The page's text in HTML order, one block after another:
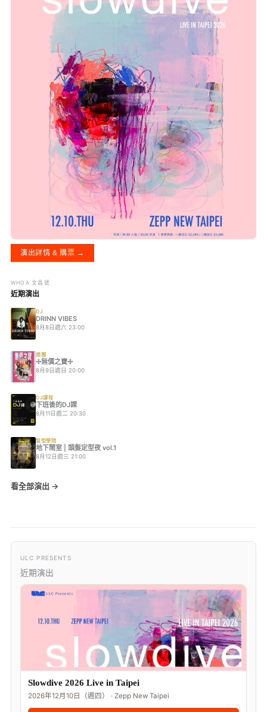
演出詳情 & 購票 →
WHOA 文昌號
近期演出
DJ
DRINN VIBES
8月8日週六 23:00
樂團
✢無價之寶✢
8月9日週日 20:00
DJ課程
下班後的DJ課
8月11日週二 20:30
髮型學院
地下鬧室 | 頭髮定型夜 vol.1
8月12日週三 21:00
看全部演出 →
ULC PRESENTS
近期演出
Slowdive 2026 Live in Taipei
2026年12月10日（週四） · Zepp New Taipei